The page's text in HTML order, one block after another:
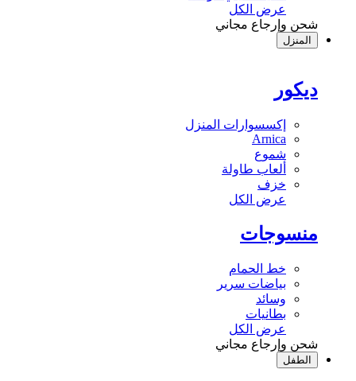
عرض الكل
شحن وإرجاع مجاني
المنزل
ديكور
إكسسوارات المنزل
Arnica
شموع
ألعاب طاولة
خزف
عرض الكل
منسوجات
خط الحمام
بياضات سرير
وسائد
بطانيات
عرض الكل
شحن وإرجاع مجاني
الطفل